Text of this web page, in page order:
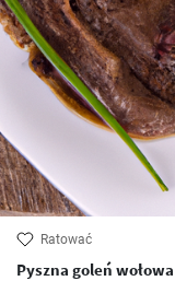
Ratować
Pyszna goleń wołowa